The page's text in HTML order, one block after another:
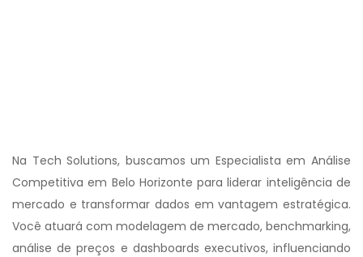
Na Tech Solutions, buscamos um Especialista em Análise
Competitiva em Belo Horizonte para liderar inteligência de
mercado e transformar dados em vantagem estratégica.
Você atuará com modelagem de mercado, benchmarking,
análise de preços e dashboards executivos, influenciando